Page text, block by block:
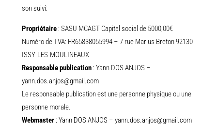
son suivi:
Propriétaire: SASU MCAGT Capital social de 5000,00€
Numéro de TVA: FR65838055994 – 7 rue Marius Breton 92130
ISSY-LES-MOULINEAUX
Responsable publication: Yann DOS ANJOS –
yann.dos.anjos@gmail.com
Le responsable publication est une personne physique ou une
personne morale.
Webmaster: Yann DOS ANJOS – yann.dos.anjos@gmail.com